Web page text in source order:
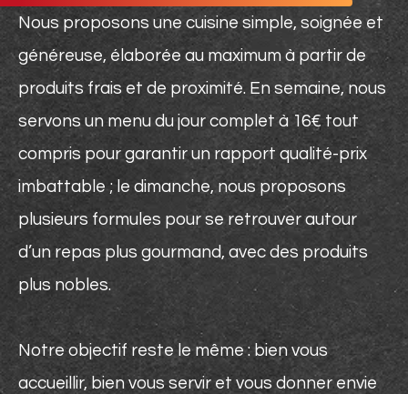
Nous proposons une cuisine simple, soignée et
généreuse, élaborée au maximum à partir de
produits frais et de proximité. En semaine, nous
servons un menu du jour complet à 16€ tout
compris pour garantir un rapport qualité-prix
imbattable ; le dimanche, nous proposons
plusieurs formules pour se retrouver autour
d’un repas plus gourmand, avec des produits
plus nobles.
Notre objectif reste le même : bien vous
accueillir, bien vous servir et vous donner envie